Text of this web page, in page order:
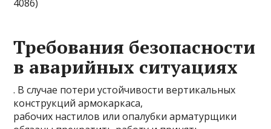
4086)
Требования безопасности
в аварийных ситуациях
. В случае потери устойчивости вертикальных
конструкций армокаркаса,
рабочих настилов или опалубки арматурщики